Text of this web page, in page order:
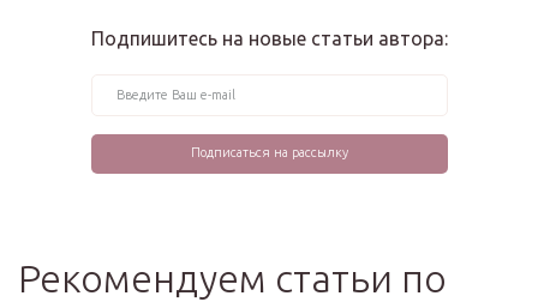
Подпишитесь на новые статьи автора:
Рекомендуем статьи по